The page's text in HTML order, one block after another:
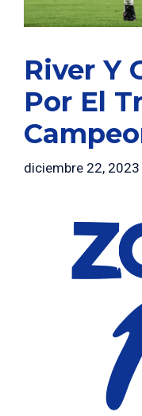
River Y
Por El
diciembre 22, 2023